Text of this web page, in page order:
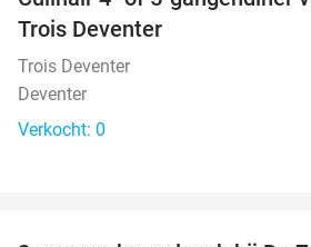
TODAY
Trois Deventer
Trois Deventer
Deventer
Verkocht: 0